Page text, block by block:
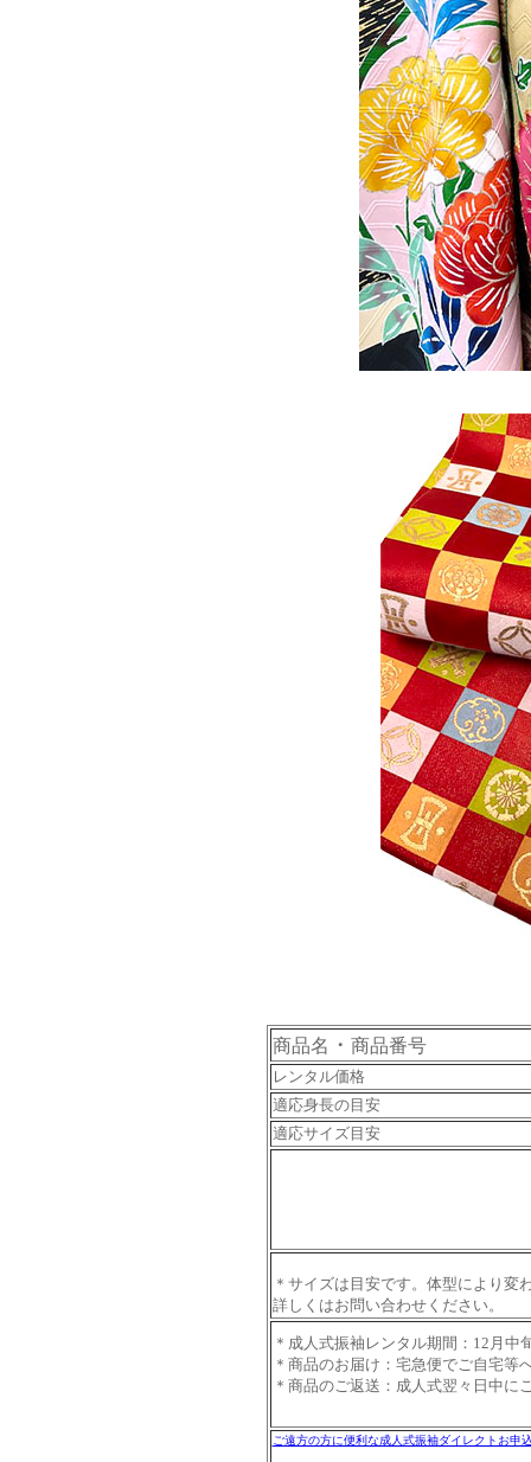
商品名 ・ 商品番号
レンタル価格
適応身長の目安
適応サイズ目安
＊サイズは目安です。体型により変
詳しくはお問い合わせください。
＊成人式振袖レンタル期間：12月
＊商品のお届け：宅急便でご自宅等
＊商品のご返送：成人式翌々日中に
ご遠方の方に便利な成人式振袖ダイレクトお申